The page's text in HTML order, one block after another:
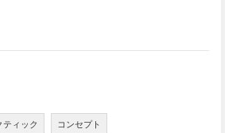
ィック コンセプト